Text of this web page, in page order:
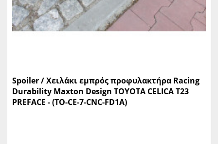
Spoiler / Χειλάκι εμπρός προφυλακτήρα Racing
Durability Maxton Design TOYOTA CELICA T23
PREFACE - (TO-CE-7-CNC-FD1A)